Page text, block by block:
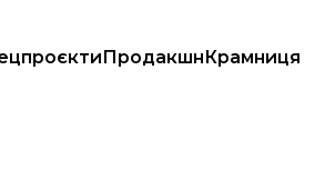
ПродакшнКрамниця